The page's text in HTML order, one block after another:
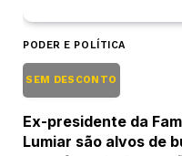
PODER E POLÍTICA
SEM DESCONTO
Ex-presidente da
Lumiar são alvos de